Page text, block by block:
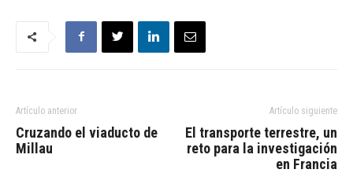
Artículo anterior
Cruzando el viaducto de
Millau
Artículo siguiente
El transporte terrestre, un
reto para la investigación
en Francia